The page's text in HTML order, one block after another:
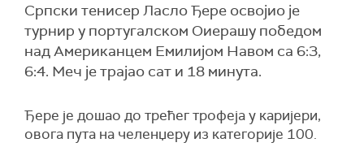
Српски тенисер Ласло Ђере освојио је
турнир у португалском Оиерашу победом
над Американцем Емилијом Навом са 6:3,
6:4. Меч је трајао сат и 18 минута.
Ђере је дошао до трећег трофеја у каријери,
овога пута на челенџеру из категорије 100.